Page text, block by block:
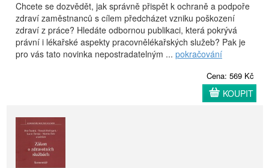
Chcete se dozvědět, jak správně přispět k ochraně a podpoře
zdraví zaměstnanců s cílem předcházet vzniku poškození
zdraví z práce? Hledáte odbornou publikaci, která pokrývá
právní i lékařské aspekty pracovnělékařských služeb? Pak je
pro vás tato novinka nepostradatelným ... pokračování
Cena: 569 Kč
KOUPIT